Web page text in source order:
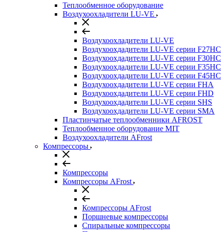
Теплообменное оборудование
Воздухоохладители LU-VE
Воздухоохладители LU-VE
Воздухоохдадители LU-VE серии F27HC
Воздухоохдадители LU-VE серии F30HC
Воздухоохдадители LU-VE серии F35HC
Воздухоохдадители LU-VE серии F45HC
Воздухоохдадители LU-VE серии FHA
Воздухоохдадители LU-VE серии FHD
Воздухоохдадители LU-VE серии SHS
Воздухоохдадители LU-VE серии SMA
Пластинчатые теплообменники AFROST
Теплообменное оборудование MIT
Воздухоохладители AFrost
Компрессоры
Компрессоры
Компрессоры AFrost
Компрессоры AFrost
Поршневые компрессоры
Спиральные компрессоры